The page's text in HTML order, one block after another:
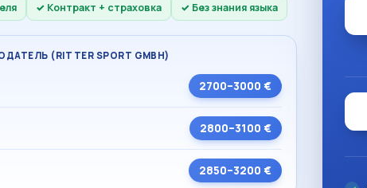
Контракт + страховка Без знания языка
(RITTER SPORT GMBH)
2700–3000 €
2800–3100 €
2850–3200 €